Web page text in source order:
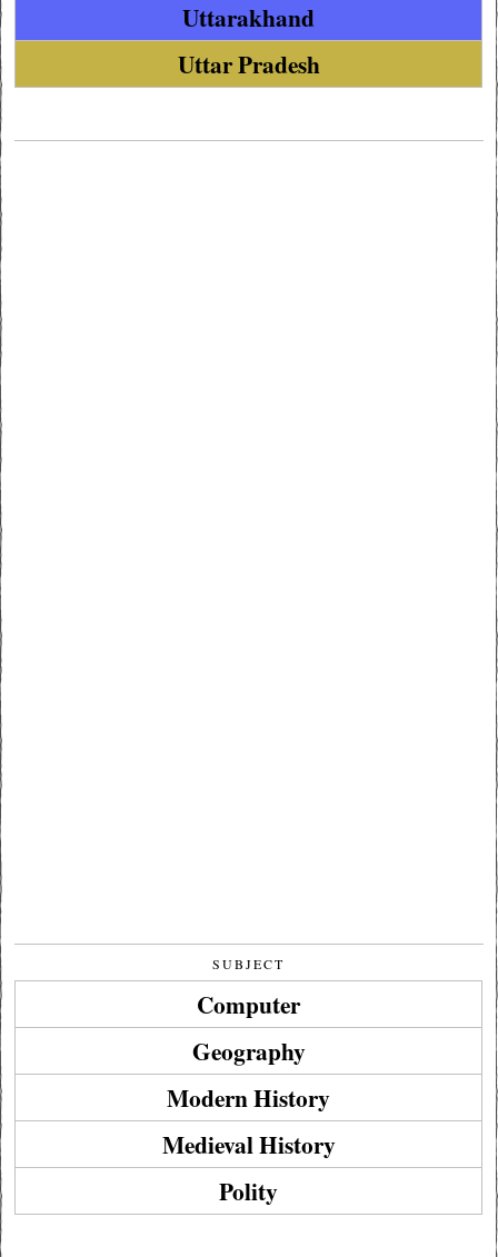
Uttarakhand
Uttar Pradesh
SUBJECT
Computer
Geography
Modern History
Medieval History
Polity